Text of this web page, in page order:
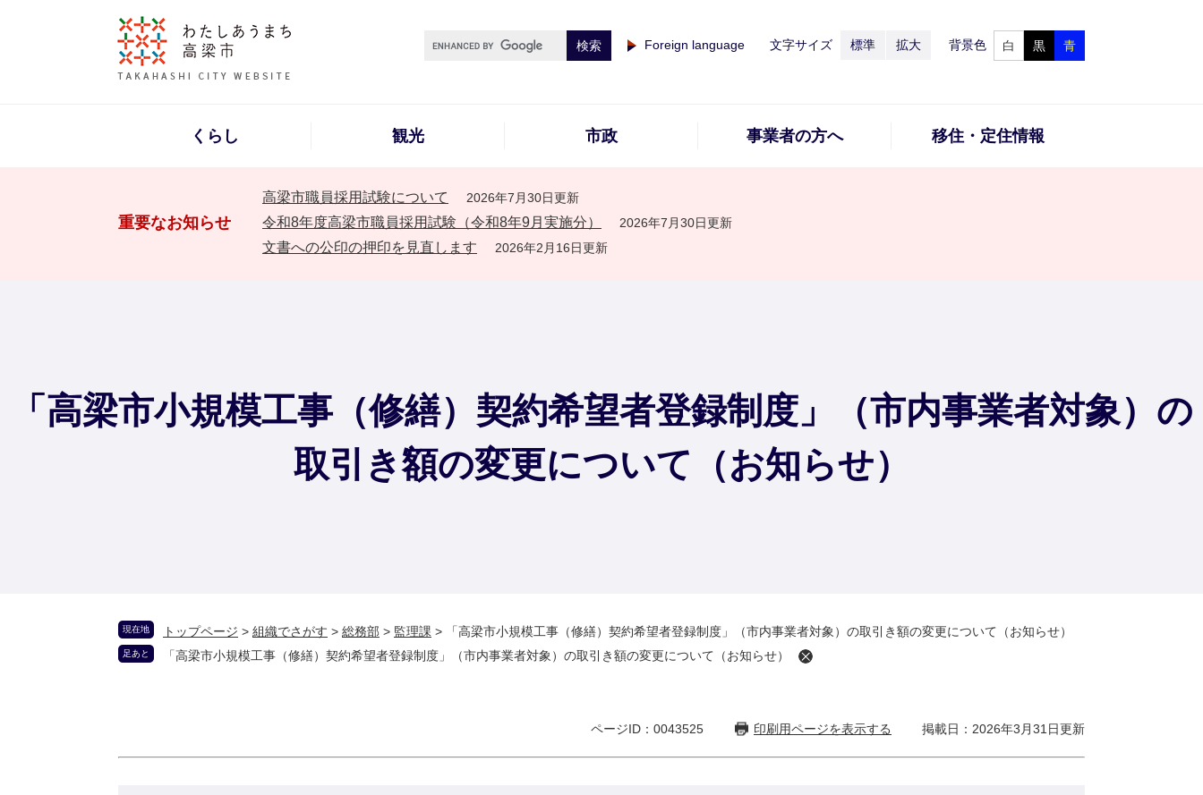
Foreign language 文字サイズ 標準 拡大 背景色 白 黒 青
くらし 観光 市政 事業者の方へ 移住・定住情報
重要なお知らせ
高梁市職員採用試験について 2026年7月30日更新
令和8年度高梁市職員採用試験（令和8年9月実施分） 2026年7月30日更新
文書への公印の押印を見直します 2026年2月16日更新
「高梁市小規模工事（修繕）契約希望者登録制度」（市内事業者対象）の
取引き額の変更について（お知らせ）
現在地 トップページ > 組織でさがす > 総務部 > 監理課 > 「高梁市小規模工事（修繕）契約希望者登録制度」（市内事業者対象）の取引き額の変更について（お知らせ）
足あと 「高梁市小規模工事（修繕）契約希望者登録制度」（市内事業者対象）の取引き額の変更について（お知らせ）
ページID：0043525 印刷用ページを表示する 掲載日：2026年3月31日更新